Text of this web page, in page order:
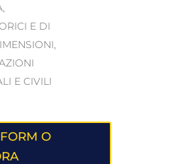
E DI
E CIVILI
O